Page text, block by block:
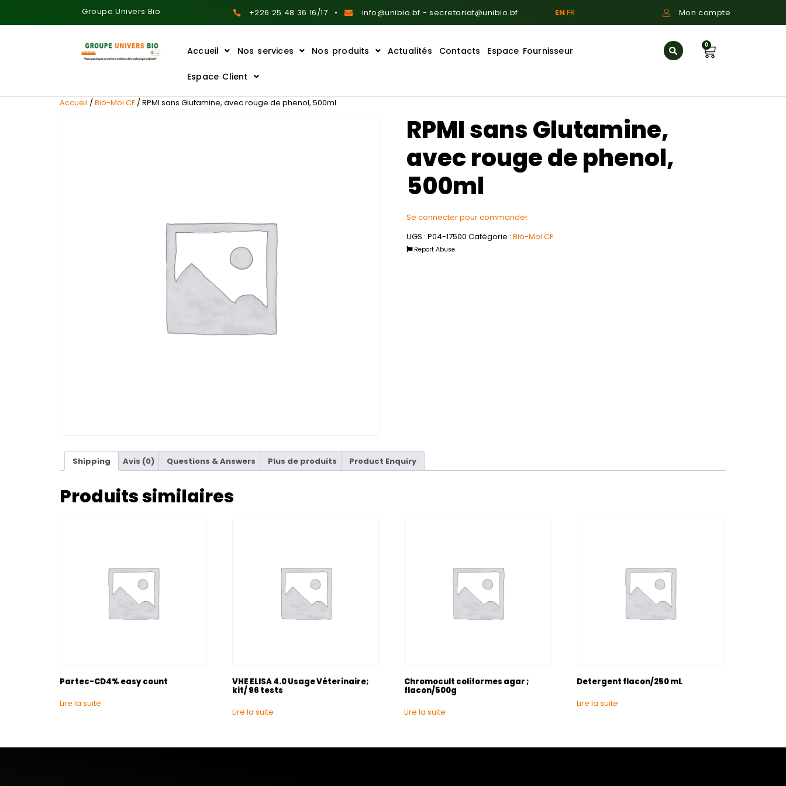
Groupe Univers Bio +226 25 48 36 16/17 info@unibio.bf - secretariat@unibio.bf ENFR Mon compte
Accueil Nos services Nos produits Actualités Contacts Espace Fournisseur
Espace Client
0
Accueil /Bio-Mol CF / RPMI sans Glutamine, avec rouge de phenol, 500ml
RPMI sans Glutamine,
avec rouge de phenol,
500ml
Se connecter pour commander
UGS : P04-17500 Catégorie : Bio-Mol CF
Report Abuse
Shipping Avis (0) Questions & Answers Plus de produits Product Enquiry
Produits similaires
Partec-CD4% easy count
Lire la suite
VHE ELISA 4.0 Usage Véterinaire;
kit/ 96 tests
Lire la suite
Chromocult coliformes agar ;
flacon/500g
Lire la suite
Detergent flacon/250 mL
Lire la suite